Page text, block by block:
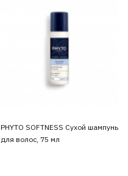
PHYTO SOFTNESS Сухой шампунь
для волос, 75 мл